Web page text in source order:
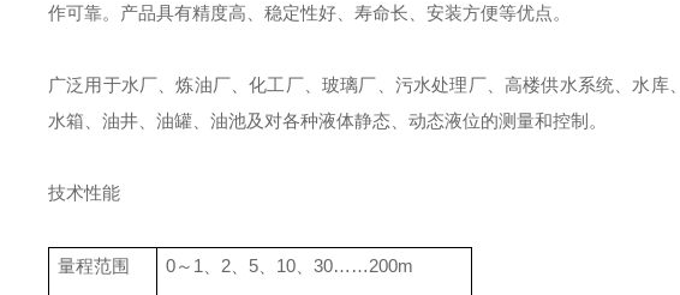
作可靠。产品具有精度高、稳定性好、寿命长、安装方便等优点。
广泛用于水厂、炼油厂、化工厂、玻璃厂、污水处理厂、高楼供水系统、水库
水箱、油井、油罐、油池及对各种液体静态、动态液位的测量和控制。
技术性能
量程范围 0～1、2、5、10、30……200m